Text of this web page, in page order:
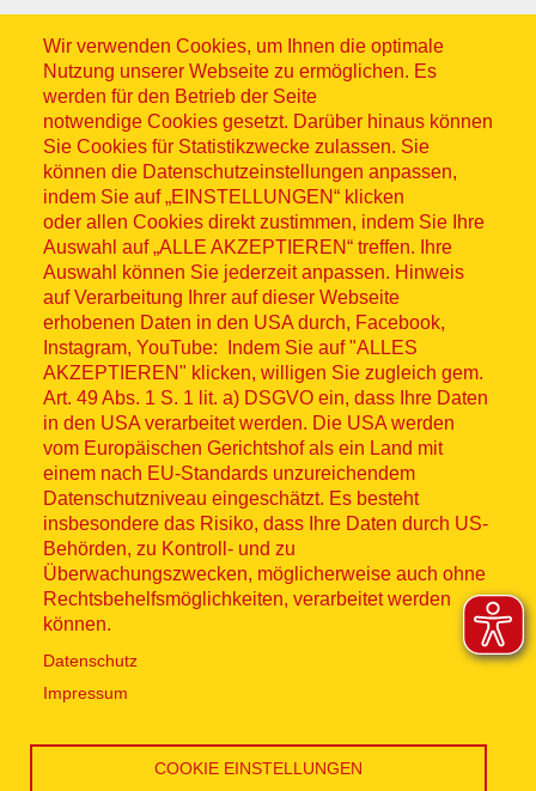
Wir verwenden Cookies, um Ihnen die optimale
Nutzung unserer Webseite zu ermöglichen. Es
werden für den Betrieb der Seite
notwendige Cookies gesetzt. Darüber hinaus können
Sie Cookies für Statistikzwecke zulassen. Sie
können die Datenschutzeinstellungen anpassen,
indem Sie auf „EINSTELLUNGEN“ klicken
oder allen Cookies direkt zustimmen, indem Sie Ihre
Auswahl auf „ALLE AKZEPTIEREN“ treffen. Ihre
Auswahl können Sie jederzeit anpassen. Hinweis
auf Verarbeitung Ihrer auf dieser Webseite
erhobenen Daten in den USA durch, Facebook,
Instagram, YouTube: Indem Sie auf "ALLES
AKZEPTIEREN" klicken, willigen Sie zugleich gem.
Art. 49 Abs. 1 S. 1 lit. a) DSGVO ein, dass Ihre Daten
in den USA verarbeitet werden. Die USA werden
vom Europäischen Gerichtshof als ein Land mit
einem nach EU-Standards unzureichendem
Datenschutzniveau eingeschätzt. Es besteht
insbesondere das Risiko, dass Ihre Daten durch US-
Behörden, zu Kontroll- und zu
Überwachungszwecken, möglicherweise auch ohne
Rechtsbehelfsmöglichkeiten, verarbeitet werden
können.
Datenschutz
Impressum
COOKIE EINSTELLUNGEN
Sitemap
© ASB 2026
Fußzeilenmenü
Impressum
Datenschutz
Kontakt
Hinweisgebersystem
Lieferkette
Widerruf
Social Media